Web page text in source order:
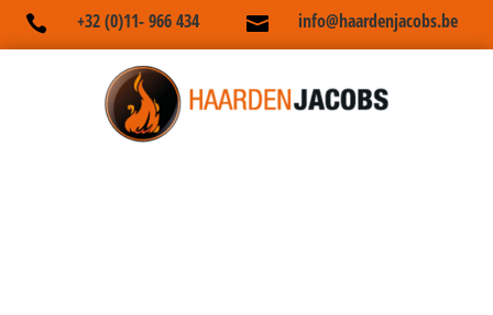
 +32 (0)11- 966 434  info@haardenjacobs.be